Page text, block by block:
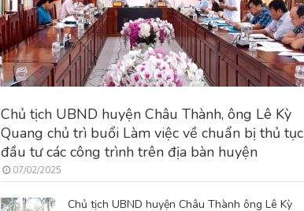
Chủ tịch UBND huyện Châu Thành, ông Lê Kỳ
Quang chủ trì buổi Làm việc về chuẩn bị thủ tục
đầu tư các công trình trên địa bàn huyện
07/02/2025
Chủ tịch UBND huyện Châu Thành ông Lê Kỳ